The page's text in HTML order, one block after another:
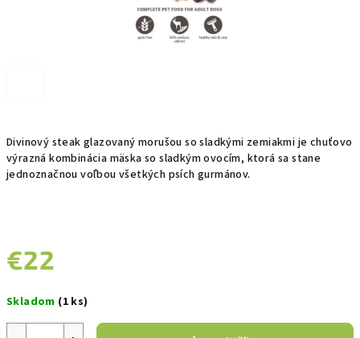
Divinový steak glazovaný morušou so sladkými zemiakmi je chuťovo
výrazná kombinácia mäska so sladkým ovocím, ktorá sa stane
jednoznačnou voľbou všetkých psích gurmánov.
€22
cena:
Skladom (1 ks)